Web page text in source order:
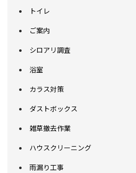
トイレ
ご案内
シロアリ調査
浴室
カラス対策
ダストボックス
雑草撤去作業
ハウスクリーニング
雨漏り工事